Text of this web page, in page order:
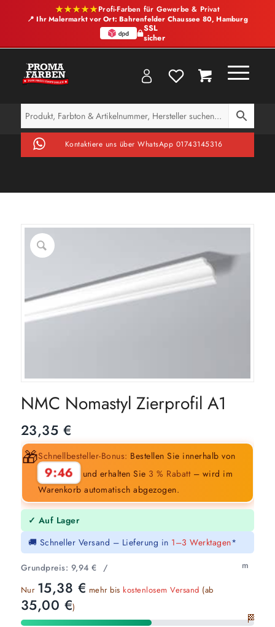
★★★★★Profi-Farben für Gewerbe & Privat
📍 Ihr Malermarkt vor Ort: Bahrenfelder Chaussee 80, Hamburg
SSL
sicher
Kontaktiere uns über WhatsApp 01743145316
NMC Nomastyl Zierprofil A1
23,35 €
🎁Schnellbesteller-Bonus: Bestellen Sie innerhalb von
9:45 und erhalten Sie 3 % Rabatt– wird im
Warenkorb automatisch abgezogen.
✓ Auf Lager
🚚 Schneller Versand – Lieferung in 1–3 Werktagen*
Grundpreis: 9,94€ / m
Nur 15,38 € mehr bis kostenlosem Versand (ab
35,00 €)
🏁